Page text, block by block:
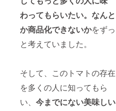
わってもらいたい。なんと
か商品化できないかをずっ
と考えていました。
そして、このトマトの存在
を多くの人に知ってもら
い、 今までにない美味しい